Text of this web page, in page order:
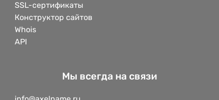
SSL-сертификаты
Конструктор сайтов
Whois
API
Мы всегда на связи